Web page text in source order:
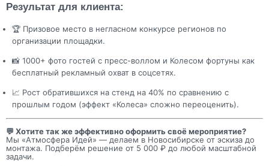
Результат для клиента:
🏆 Призовое место в негласном конкурсе регионов по
организации площадки.
📸 1000+ фото гостей с пресс-воллом и Колесом фортуны как
бесплатный рекламный охват в соцсетях.
📈 Рост обратившихся на стенд на 40% по сравнению с
прошлым годом (эффект «Колеса» сложно переоценить).
💬 Хотите так же эффективно оформить своё мероприятие?
Мы «Атмосфера Идей» — делаем в Новосибирске от эскиза до
монтажа. Подберём решение от 5 000 ₽ до любой масштабной
задачи.